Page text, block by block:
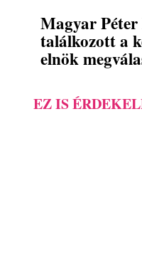
Magyar
találkozott a
elnök
EZ IS